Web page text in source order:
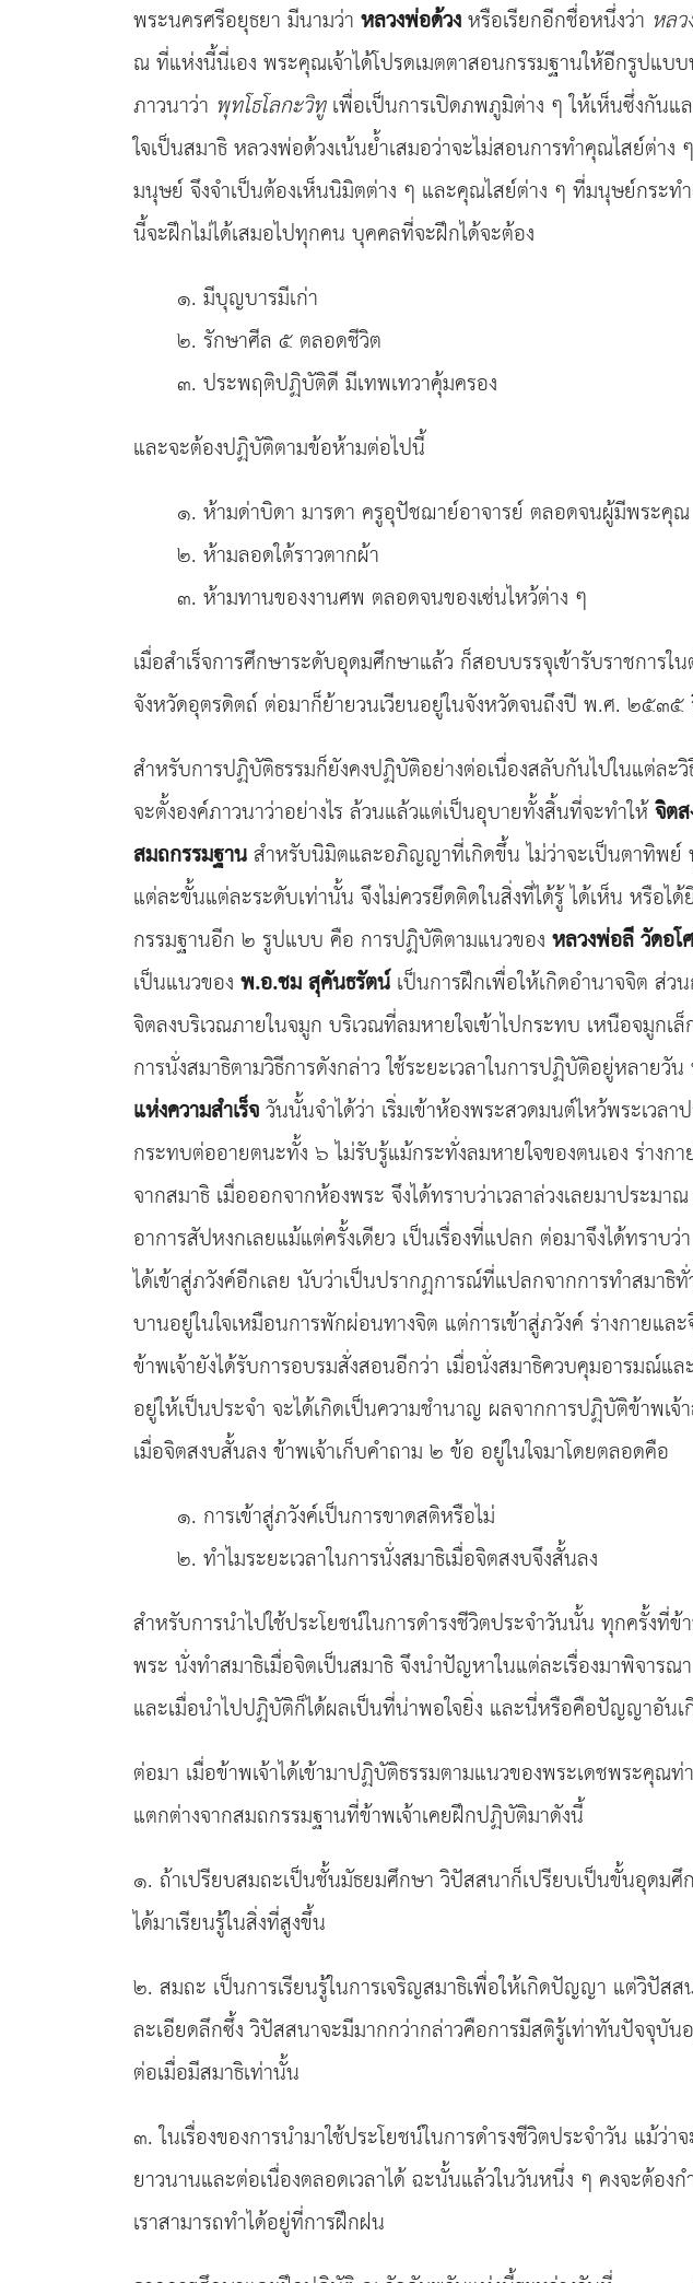
พระนครศรีอยุธยา มีนามว่าหลวงพ่อด้วงหรือเรียกอีกชื่อหนึ่งว่า หล
ณ ที่แห่งนี้นี่เอง พระคุณเจ้าได้โปรดเมตตาสอนกรรมฐานให้อีกรูปแบ
ภาวนาว่า พุทโธโลกะวิทูเพื่อเป็นการเปิดภพภูมิต่าง ๆ ให้เห็นซึ่งกันแ
ใจเป็นสมาธิ หลวงพ่อด้วงเน้นย้ำเสมอว่าจะไม่สอนการทำคุณไสย์ต่า
มนุษย์ จึงจำเป็นต้องเห็นนิมิตต่าง ๆ และคุณไสย์ต่าง ๆ ที่มนุษย์กร
นี้จะฝึกไม่ได้เสมอไปทุกคน บุคคลที่จะฝึกได้จะต้อง
๑. มีบุญบารมีเก่า
๒. รักษาศีล ๕ ตลอดชีวิต
๓. ประพฤติปฏิบัติดี มีเทพเทวาคุ้มครอง
และจะต้องปฏิบัติตามข้อห้ามต่อไปนี้
๑. ห้ามด่าบิดา มารดา ครูอุปัชฌาย์อาจารย์ ตลอดจนผู้มีพระคุณ
๒. ห้ามลอดใต้ราวตากผ้า
๓. ห้ามทานของงานศพ ตลอดจนของเซ่นไหว้ต่าง ๆ
เมื่อสำเร็จการศึกษาระดับอุดมศึกษาแล้ว ก็สอบบรรจุเข้ารับราชกา
จังหวัดอุตรดิตถ์ ต่อมาก็ย้ายวนเวียนอยู่ในจังหวัดจนถึงปี พ.ศ. ๒๕๓
สำหรับการปฏิบัติธรรมก็ยังคงปฏิบัติอย่างต่อเนื่องสลับกันไปในแต่ละวิ
จะตั้งองค์ภาวนาว่าอย่างไร ล้วนแล้วแต่เป็นอุบายทั้งสิ้นที่จะทำให้จิต
สมถกรรมฐานสำหรับนิมิตและอภิญญาที่เกิดขึ้น ไม่ว่าจะเป็นตาทิพย์
แต่ละขั้นแต่ละระดับเท่านั้น จึงไม่ควรยึดติดในสิ่งที่ได้รู้ ได้เห็น หรือ
กรรมฐานอีก ๒ รูปแบบ คือ การปฏิบัติตามแนวของหลวงพ่อลี วัดอโ
เป็นแนวของพ.อ.ชม สุคันธรัตน์เป็นการฝึกเพื่อให้เกิดอำนาจจิต ส่
จิตลงบริเวณภายในจมูก บริเวณที่ลมหายใจเข้าไปกระทบ เหนือจมู
การนั่งสมาธิตามวิธีการดังกล่าว ใช้ระยะเวลาในการปฏิบัติอยู่หลาย
แห่งความสำเร็จวันนั้นจำได้ว่า เริ่มเข้าห้องพระสวดมนต์ไหว้พระเว
กระทบต่ออายตนะทั้ง ๖ ไม่รับรู้แม้กระทั่งลมหายใจของตนเอง ร่าง
จากสมาธิ เมื่อออกจากห้องพระ จึงได้ทราบว่าเวลาล่วงเลยมาประม
อาการสัปหงกเลยแม้แต่ครั้งเดียว เป็นเรื่องที่แปลก ต่อมาจึงได้ทราบ
ได้เข้าสู่ภวังค์อีกเลย นับว่าเป็นปรากฏการณ์ที่แปลกจากการทำสมาธิ
บานอยู่ในใจเหมือนการพักผ่อนทางจิต แต่การเข้าสู่ภวังค์ ร่างกาย
ข้าพเจ้ายังได้รับการอบรมสั่งสอนอีกว่า เมื่อนั่งสมาธิควบคุมอารมณ์
อยู่ให้เป็นประจำ จะได้เกิดเป็นความชำนาญ ผลจากการปฏิบัติข้าพเจ้
เมื่อจิตสงบสั้นลง ข้าพเจ้าเก็บคำถาม ๒ ข้อ อยู่ในใจมาโดยตลอดคือ
๑. การเข้าสู่ภวังค์เป็นการขาดสติหรือไม่
๒. ทำไมระยะเวลาในการนั่งสมาธิเมื่อจิตสงบจึงสั้นลง
สำหรับการนำไปใช้ประโยชน์ในการดำรงชีวิตประจำวันนั้น ทุกครั้งที่
พระ นั่งทำสมาธิเมื่อจิตเป็นสมาธิ จึงนำปัญหาในแต่ละเรื่องมาพิจา
และเมื่อนำไปปฏิบัติก็ได้ผลเป็นที่น่าพอใจยิ่ง และนี่หรือคือปัญญาอันเ
ต่อมา เมื่อข้าพเจ้าได้เข้ามาปฏิบัติธรรมตามแนวของพระเดชพระคุ
แตกต่างจากสมถกรรมฐานที่ข้าพเจ้าเคยฝึกปฏิบัติมาดังนี้
๑. ถ้าเปรียบสมถะเป็นชั้นมัธยมศึกษา วิปัสสนาก็เปรียบเป็นขั้นอุดม
ได้มาเรียนรู้ในสิ่งที่สูงขึ้น
๒. สมถะ เป็นการเรียนรู้ในการเจริญสมาธิเพื่อให้เกิดปัญญา แต่วิปัส
ละเอียดลึกซึ้ง วิปัสสนาจะมีมากกว่ากล่าวคือการมีสติรู้เท่าทันปัจจุ
ต่อเมื่อมีสมาธิเท่านั้น
๓. ในเรื่องของการนำมาใช้ประโยชน์ในการดำรงชีวิตประจำวัน แม้ว่
ยาวนานและต่อเนื่องตลอดเวลาได้ ฉะนั้นแล้วในวันหนึ่ง ๆ คงจะต้อ
เราสามารถทำได้อยู่ที่การฝึกฝน